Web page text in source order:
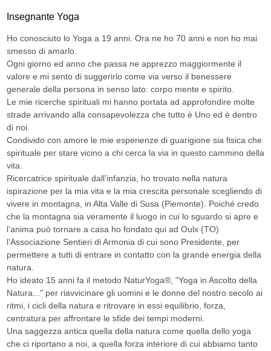
Insegnante Yoga
Ho conosciuto lo Yoga a 19 anni. Ora ne ho 70 anni e non ho mai
smesso di amarlo.
Ogni giorno ed anno che passa ne apprezzo maggiormente il
valore e mi sento di suggerirlo come via verso il benessere
generale della persona in senso lato: corpo mente e spirito.
Le mie ricerche spirituali mi hanno portata ad approfondire molte
strade arrivando alla consapevolezza che tutto è Uno ed è dentro
di noi.
Condivido con amore le mie esperienze di guarigione sia fisica che
spirituale per stare vicino a chi cerca la via in questo cammino della
vita.
Ricercatrice spirituale dall’infanzia, ho trovato nella natura
ispirazione per la mia vita e la mia crescita personale scegliendo di
vivere in montagna, in Alta Valle di Susa (Piemonte). Poiché credo
che la montagna sia veramente il luogo in cui lo sguardo si apre e
l’anima può tornare a casa ho fondato qui ad Oulx (TO)
l’Associazione Sentieri di Armonia di cui sono Presidente, per
permettere a tutti di entrare in contatto con la grande energia della
natura.
Ho ideato 15 anni fa il metodo NaturYoga®, "Yoga in Ascolto della
Natura..." per riavvicinare gli uomini e le donne del nostro secolo ai
ritmi, i cicli della natura e ritrovare in essi equilibrio, forza,
centratura per affrontare le sfide dei tempi moderni.
Una saggezza antica quella della natura come quella dello yoga
che ci riportano a noi, a quella forza interiore di cui abbiamo tanto